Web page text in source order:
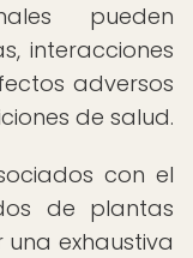
pueden
interacciones
adversos
de salud.
con el
de plantas
una exhaustiva